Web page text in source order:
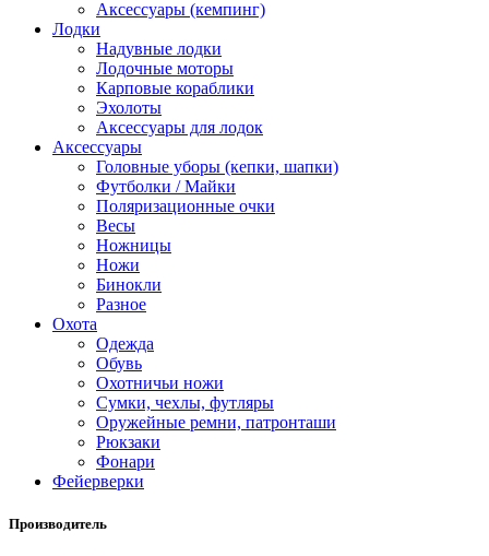
Аксессуары (кемпинг)
Лодки
Надувные лодки
Лодочные моторы
Карповые кораблики
Эхолоты
Аксессуары для лодок
Аксессуары
Головные уборы (кепки, шапки)
Футболки / Майки
Поляризационные очки
Весы
Ножницы
Ножи
Бинокли
Разное
Охота
Одежда
Обувь
Охотничьи ножи
Сумки, чехлы, футляры
Оружейные ремни, патронташи
Рюкзаки
Фонари
Фейерверки
Производитель